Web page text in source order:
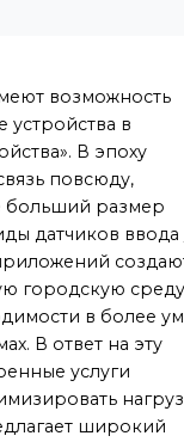
возможность
в
В эпоху
повсюду,
больший размер
датчиков ввода
городскую
в более
В ответ на эту
услуги
широкий